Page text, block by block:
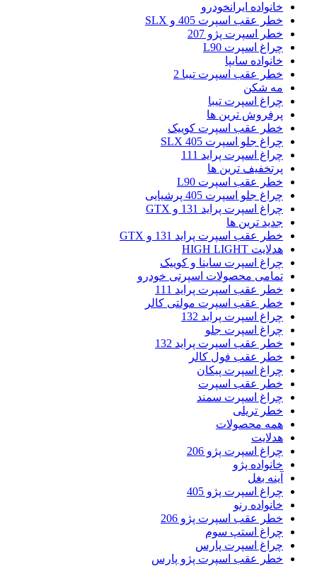
خانواده ایرانخودرو
خطر عقب اسپرت 405 و SLX
خطر اسپرت پژو 207
چراغ اسپرت L90
خانواده سایپا
خطر عقب اسپرت تیبا 2
مه شکن
چراغ اسپرت تیبا
پرفروش ترین ها
خطر عقب اسپرت کوییک
چراغ جلو اسپرت 405 SLX
چراغ اسپرت پراید 111
پرتخفیف ترین ها
خطر عقب اسپرت L90
چراغ جلو اسپرت 405 پرشیایی
چراغ اسپرت پراید 131 و GTX
جدید ترین ها
خطر عقب اسپرت پراید 131 و GTX
هدلایت HIGH LIGHT
چراغ اسپرت ساینا و کوییک
تمامی محصولات اسپرتی خودرو
خطر عقب اسپرت پراید 111
خطر عقب اسپرت مولتی کالر
چراغ اسپرت پراید 132
چراغ اسپرت جلو
خطر عقب اسپرت پراید 132
خطر عقب فول کالر
چراغ اسپرت پیکان
خطر عقب اسپرت
چراغ اسپرت سمند
خطر تریلی
همه محصولات
هدلایت
چراغ اسپرت پژو 206
خانواده پژو
آینه بغل
چراغ اسپرت پژو 405
خانواده رنو
خطر عقب اسپرت پژو 206
چراغ استپ سوم
چراغ اسپرت پارس
خطر عقب اسپرت پژو پارس